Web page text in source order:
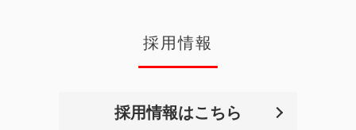
採用情報
採用情報はこちら